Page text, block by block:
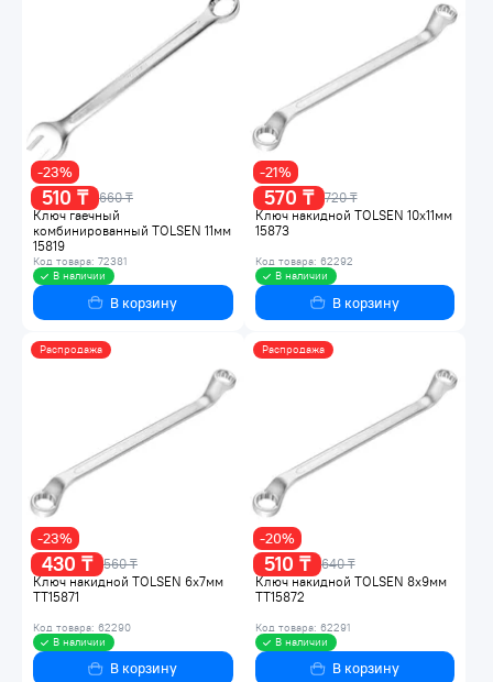
510 ₸ 660 ₸
-23%
Ключ гаечный
комбинированный TOLSEN 11мм
15819
Код товара: 72381
В наличии
В корзину
570 ₸ 720 ₸
-21%
Ключ накидной TOLSEN 10x11мм
15873
Код товара: 62292
В наличии
В корзину
Распродажа
430 ₸ 560 ₸
-23%
Ключ накидной TOLSEN 6x7мм
TT15871
Код товара: 62290
В наличии
В корзину
Распродажа
510 ₸ 640 ₸
-20%
Ключ накидной TOLSEN 8x9мм
TT15872
Код товара: 62291
В наличии
В корзину